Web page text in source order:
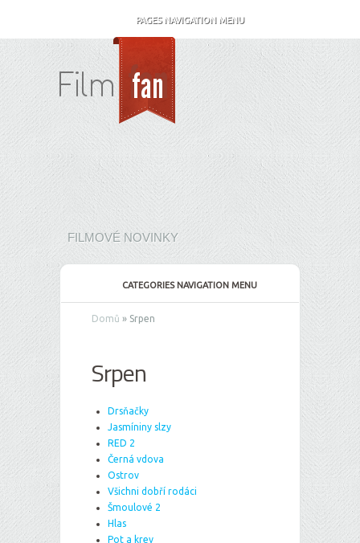
PAGES NAVIGATION MENU
FILMOVÉ NOVINKY
CATEGORIES NAVIGATION MENU
Domů » Srpen
Srpen
Drsňačky
Jasmíniny slzy
RED 2
Černá vdova
Ostrov
Všichni dobří rodáci
Šmoulové 2
Hlas
Pot a krev